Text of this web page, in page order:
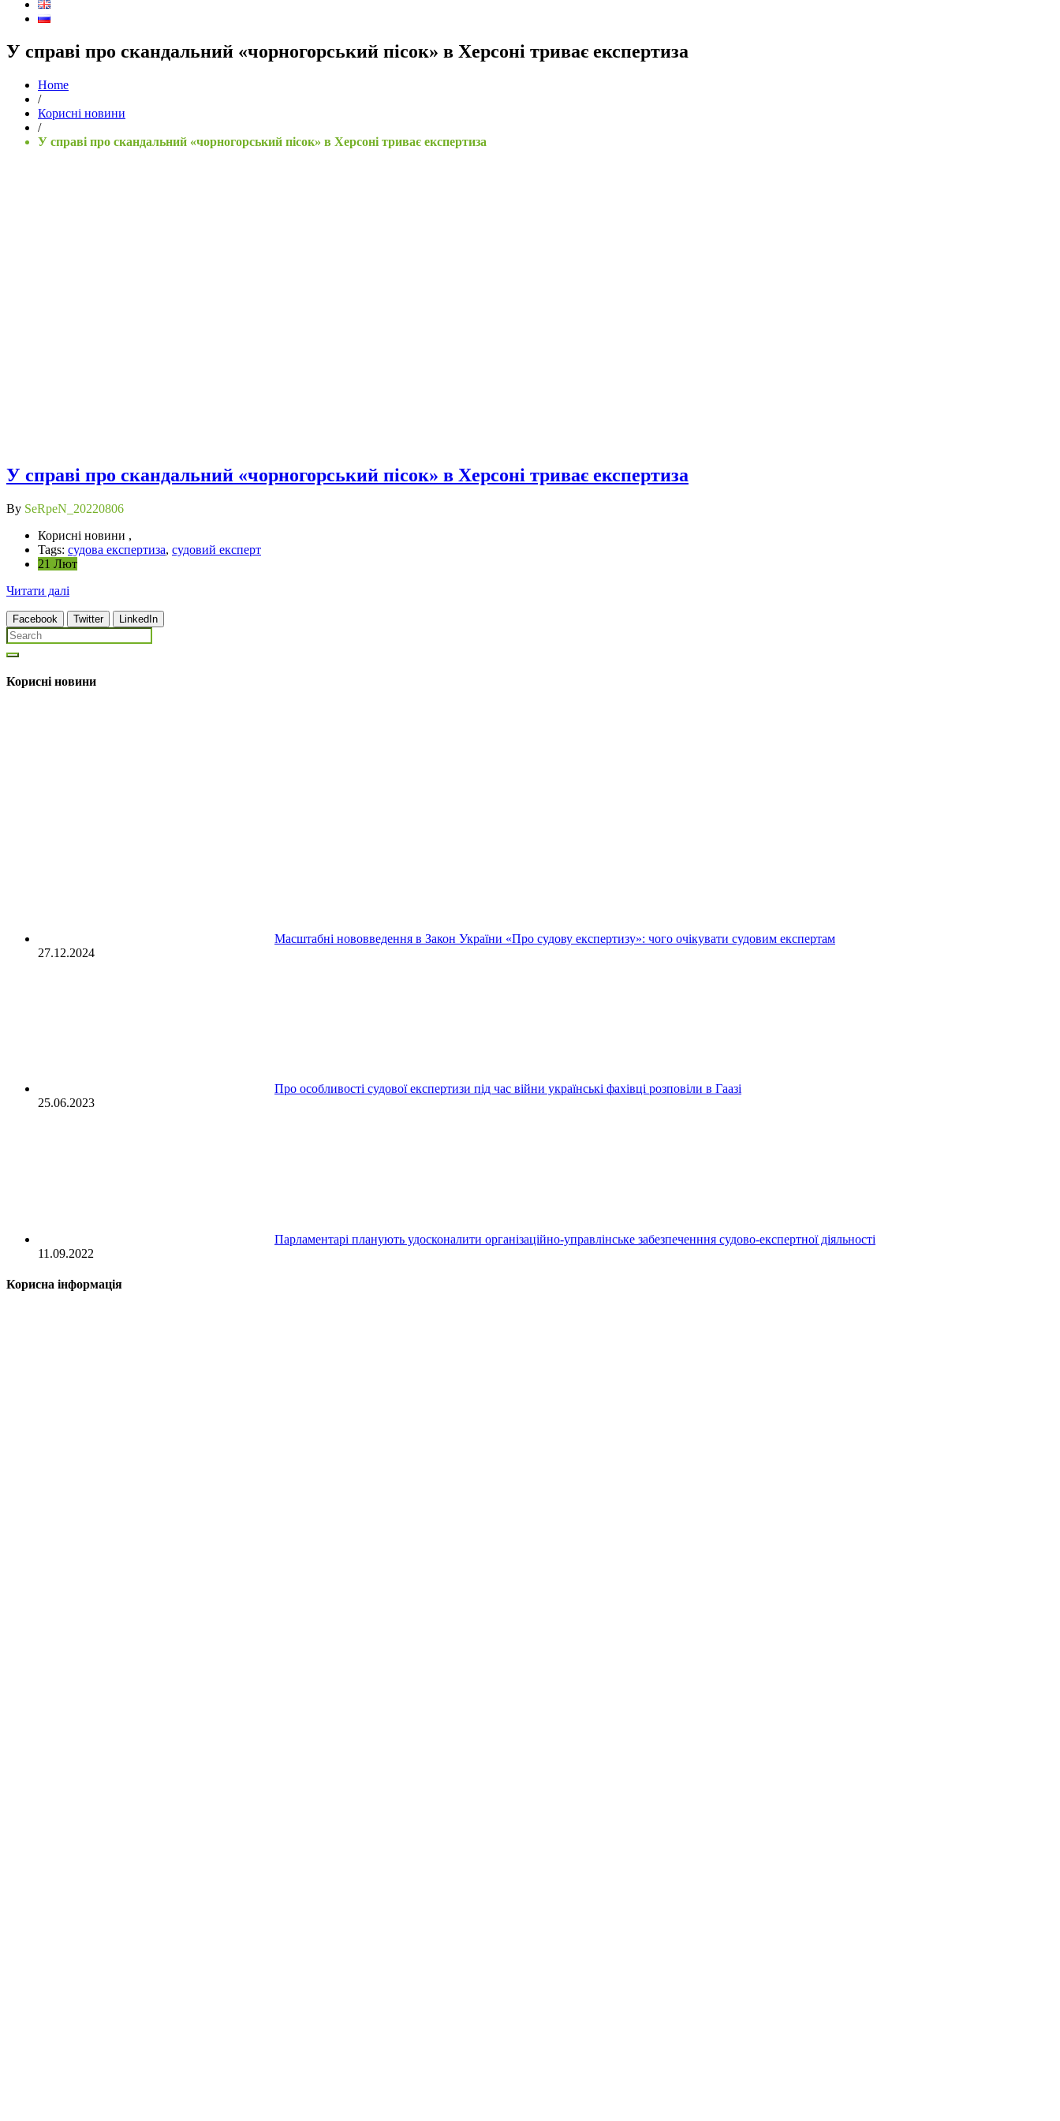
У справі про скандальний «чорногорський пісок» в Херсоні триває експертиза
Home
/
Корисні новини
/
У справі про скандальний «чорногорський пісок» в Херсоні триває експертиза
У справі про скандальний «чорногорський пісок» в Херсоні триває експертиза
By SeRpeN_20220806
Корисні новини ,
Tags: судова експертиза, судовий експерт
21 Лют
Читати далі
Facebook Twitter LinkedIn
Корисні новини
Масштабні нововведення в Закон України «Про судову експертизу»: чого очікувати судовим експертам
27.12.2024
Про особливості судової експертизи під час війни українські фахівці розповіли в Гаазі
25.06.2023
Парламентарі планують удосконалити організаційно-управлінське забезпеченння судово-експертної діяльності
11.09.2022
Корисна інформація